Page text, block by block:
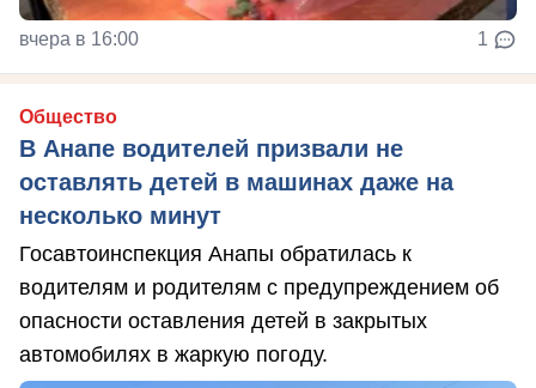
вчера в 16:00 1
Общество
В Анапе водителей призвали не
оставлять детей в машинах даже на
несколько минут
Госавтоинспекция Анапы обратилась к
водителям и родителям с предупреждением об
опасности оставления детей в закрытых
автомобилях в жаркую погоду.